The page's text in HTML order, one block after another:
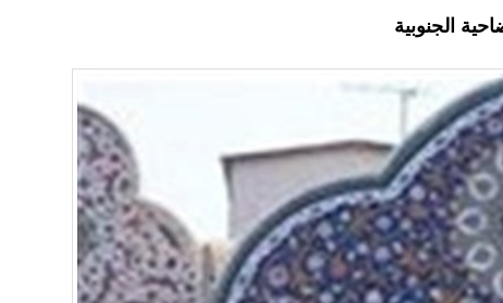
الجنوبية